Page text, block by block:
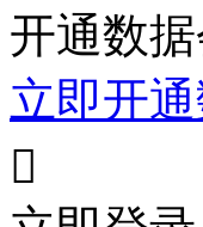
开通数
立即开
